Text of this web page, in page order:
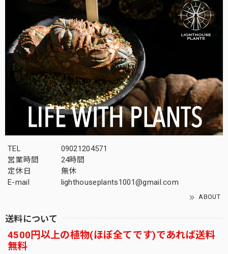
TEL
09021204571
営業時間
24時間
定休日
無休
E-mail
lighthouseplants1001@gmail.com
ABOUT
送料について
4500円以上の植物(ほぼ全てです)であれば送料
無料